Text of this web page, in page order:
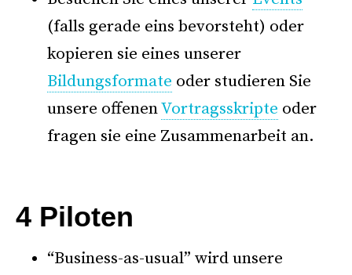
(falls gerade eins bevorsteht) oder
kopieren sie eines unserer
Bildungsformate oder studieren Sie
unsere offenenVortragsskripte oder
fragen sie eine Zusammenarbeit an.
4 Piloten
“Business-as-usual” wird unsere